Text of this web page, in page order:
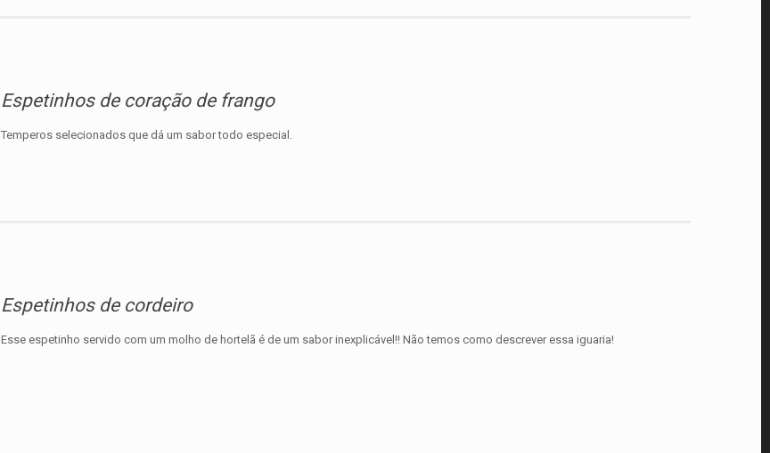
Espetinhos de coração de frango
Temperos selecionados que dá um sabor todo especial.
Espetinhos de cordeiro
Esse espetinho servido com um molho de hortelã é de um sabor inexplicável!! Não temos como descrever essa iguaria!